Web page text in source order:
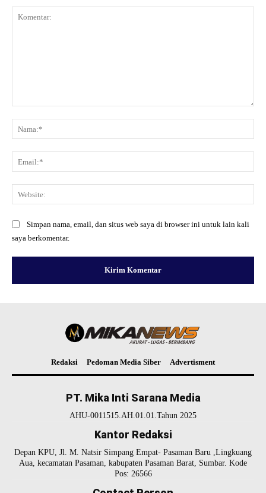
Simpan nama, email, dan situs web saya di browser ini untuk lain kali
saya berkomentar.
Redaksi Pedoman Media Siber Advertisment
PT. Mika Inti Sarana Media
AHU-0011515.AH.01.01.Tahun 2025
Kantor Redaksi
Depan KPU, Jl. M. Natsir Simpang Empat- Pasaman Baru ,Lingkuang
Aua, kecamatan Pasaman, kabupaten Pasaman Barat, Sumbar. Kode
Pos: 26566